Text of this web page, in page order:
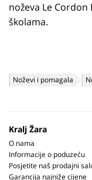
noževa Le
školama.
Noževi i pomagala
Kralj Žara
O nama
Informacije o poduzeću
Posjetite naš prodajni
Garancija najniže cijene